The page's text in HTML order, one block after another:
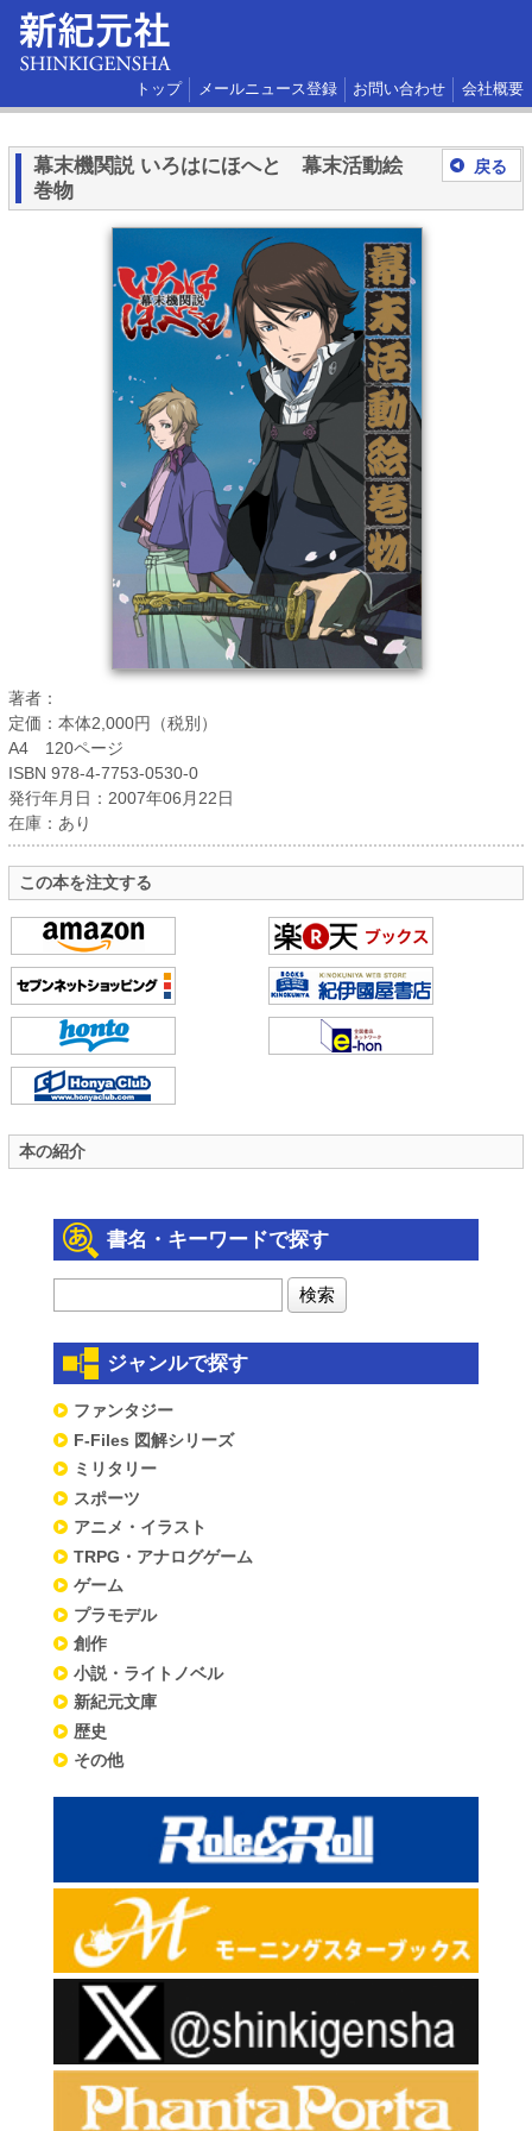
トップ メールニュース登録 お問い合わせ 会社概要
戻る
幕末機関説 いろはにほへと 幕末活動絵
巻物
著者：
定価：本体2,000円（税別）
A4 120ページ
ISBN 978-4-7753-0530-0
発行年月日：2007年06月22日
在庫：あり
この本を注文する
本の紹介
書名・キーワードで探す
ジャンルで探す
ファンタジー
F-Files 図解シリーズ
ミリタリー
スポーツ
アニメ・イラスト
TRPG・アナログゲーム
ゲーム
プラモデル
創作
小説・ライトノベル
新紀元文庫
歴史
その他